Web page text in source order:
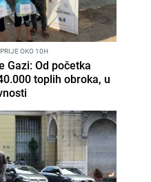
PRIJE OKO 10H
Gazi: Od početka
toplih obroka, u